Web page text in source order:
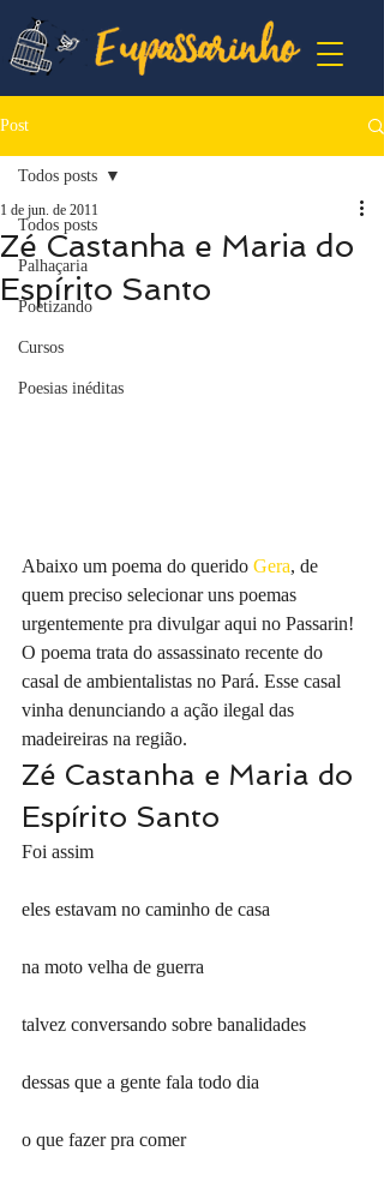
Post
Todos posts
Palhaçaria
Poetizando
Cursos
Poesias inéditas
Todos posts
Zé Castanha e Maria do
Espírito Santo
1 de jun. de 2011
Abaixo um poema do querido Gera, de
quem preciso selecionar uns poemas
urgentemente pra divulgar aqui no Passarin!
O poema trata do assassinato recente do
casal de ambientalistas no Pará. Esse casal
vinha denunciando a ação ilegal das
madeireiras na região.
Zé Castanha e Maria do
Espírito Santo
Foi assim
eles estavam no caminho de casa
na moto velha de guerra
talvez conversando sobre banalidades
dessas que a gente fala todo dia
o que fazer pra comer